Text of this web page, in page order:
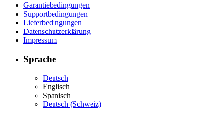
Garantiebedingungen
Supportbedingungen
Lieferbedingungen
Datenschutzerklärung
Impressum
Sprache
Deutsch
Englisch
Spanisch
Deutsch (Schweiz)